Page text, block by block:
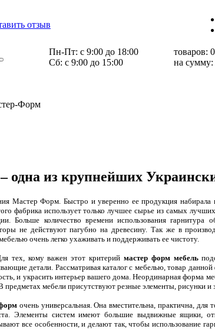
отзыв
Пн-Пт: с 9:00 до 18:00
Cб: с 9:00 до 15:00
товаров: 0
на сумму:
Форм
одна из крупнейших
Мастер Форм. Быстро и уверенно ее продукция набирала
фабрика использует только лучшее сырье из самых
Больше количество времени использования гарнитура
не действуют пагубно на древесину. Так же в
очень легко ухаживать и поддерживать ее чистоту.
тех, кому важен этот критерий мастер форм мебель
детали. Рассматривая каталог с мебелью, товар
и украсить интерьер вашего дома. Неординарная форма
мебели присутствуют резные элементы, рисунки и
очень универсальная. Она вместительна, практична,
Элементы систем имеют большие выдвижные ящики,
все особенности, и делают так, чтобы использование